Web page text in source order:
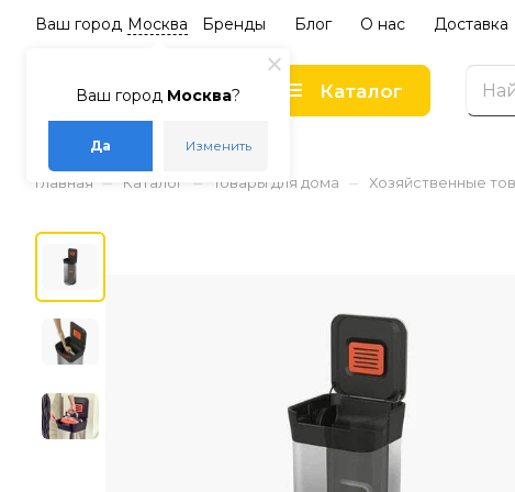
Ваш город Москва?
Да Изменить
Ваш город Москва Бренды Блог О нас Доставка
Каталог
Главная – Каталог – Товары для дома – Хозяйственные